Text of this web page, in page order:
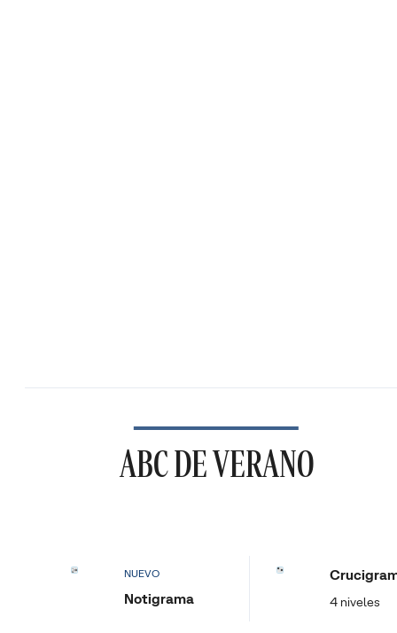
ABC DE VERANO
NUEVO
Notigrama 4 niveles